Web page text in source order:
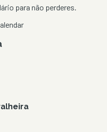
para não perderes.